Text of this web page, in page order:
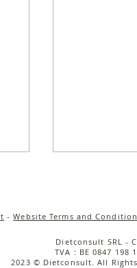
-Website Terms and
Dietconsult SRL -
TVA : BE 0847 198
2023 © Dietconsult. All